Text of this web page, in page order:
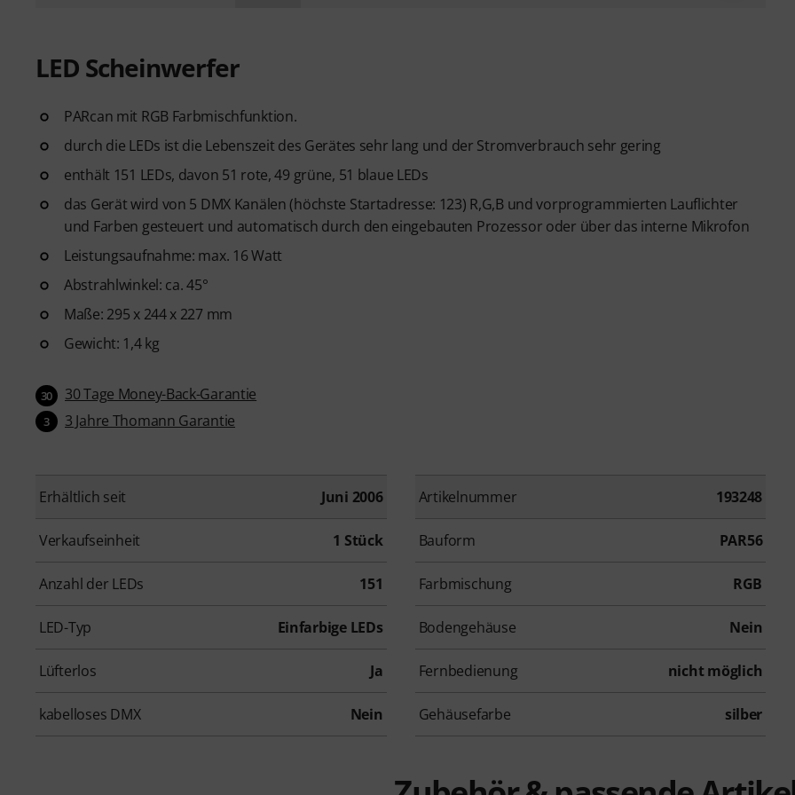
LED Scheinwerfer
PARcan mit RGB Farbmischfunktion.
durch die LEDs ist die Lebenszeit des Gerätes sehr lang und der Stromverbrauch sehr gering
enthält 151 LEDs, davon 51 rote, 49 grüne, 51 blaue LEDs
das Gerät wird von 5 DMX Kanälen (höchste Startadresse: 123) R,G,B und vorprogrammierten Lauflichter
und Farben gesteuert und automatisch durch den eingebauten Prozessor oder über das interne Mikrofon
Leistungsaufnahme: max. 16 Watt
Abstrahlwinkel: ca. 45°
Maße: 295 x 244 x 227 mm
Gewicht: 1,4 kg
30 30 Tage Money-Back-Garantie
3 3 Jahre Thomann Garantie
Erhältlich seit Juni 2006 Artikelnummer 193248
Verkaufseinheit 1 Stück Bauform PAR56
Anzahl der LEDs 151 Farbmischung RGB
LED-Typ Einfarbige LEDs Bodengehäuse Nein
Lüfterlos Ja Fernbedienung nicht möglich
kabelloses DMX Nein Gehäusefarbe silber